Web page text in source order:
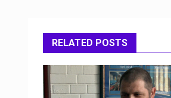
RELATED POSTS